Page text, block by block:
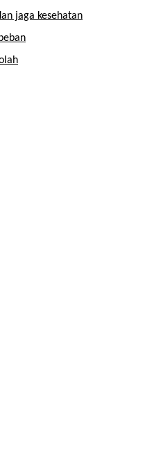
jaga kesehatan